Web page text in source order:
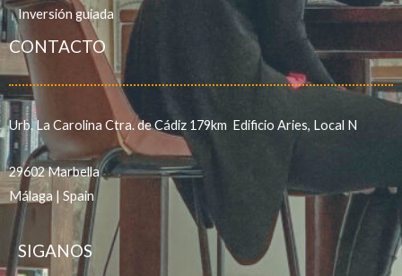
Inversión guiada
CONTACTO
Urb. La Carolina Ctra. de Cádiz 179km Edificio Aries, Local N
29602 Marbella
Málaga | Spain
SIGANOS